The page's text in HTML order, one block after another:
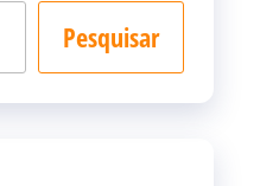
Pesquisar